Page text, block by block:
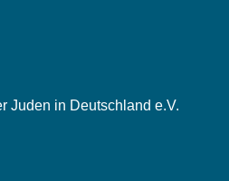
Juden in Deutschland e.V.